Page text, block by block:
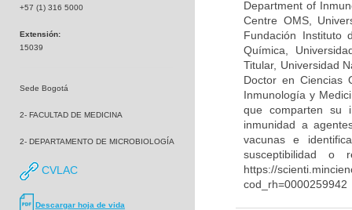
+57 (1) 316 5000
Extensión:
15039
Sede Bogotá
2- FACULTAD DE MEDICINA
2- DEPARTAMENTO DE MICROBIOLOGÍA
CVLAC
Descargar hoja de vida
Department of
Centre OMS,
Fundación Instituto
Química,
Titular, Universidad
Doctor en Ciencias
Inmunología y
que comparten su
inmunidad a
vacunas e
susceptibilidad o
https://
cod_rh=0000259942